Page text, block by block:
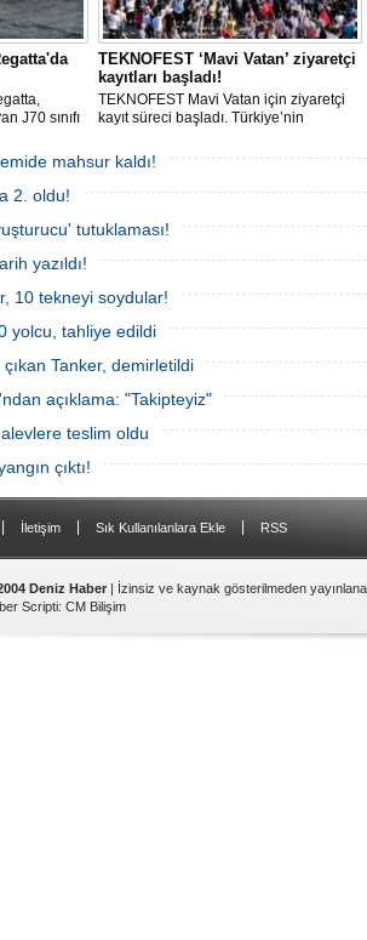
J70 sınıfı
ilk
TEKNOFEST ‘Mavi Vatan’ ziyaretçi
kayıtları başladı!
TEKNOFEST Mavi Vatan için ziyaretçi
kayıt süreci başladı. Türkiye’nin
odaklanan etkinliği, 20-23 Ağustos
tarihleri arasında Gölcük Tersanesi
Komutanlığı’nda gerçekleştirilecek.
mahsur kaldı!
2. oldu!
tutuklaması!
yazıldı!
10 tekneyi soydular!
yolcu, tahliye edildi
çıkan Tanker, demirletildi
açıklama: "Takipteyiz"
teslim oldu
çıktı!
İletişim Sık Kullanılanlara Ekle RSS
Deniz Haber | İzinsiz ve kaynak gösterilmeden
Scripti: CM Bilişim